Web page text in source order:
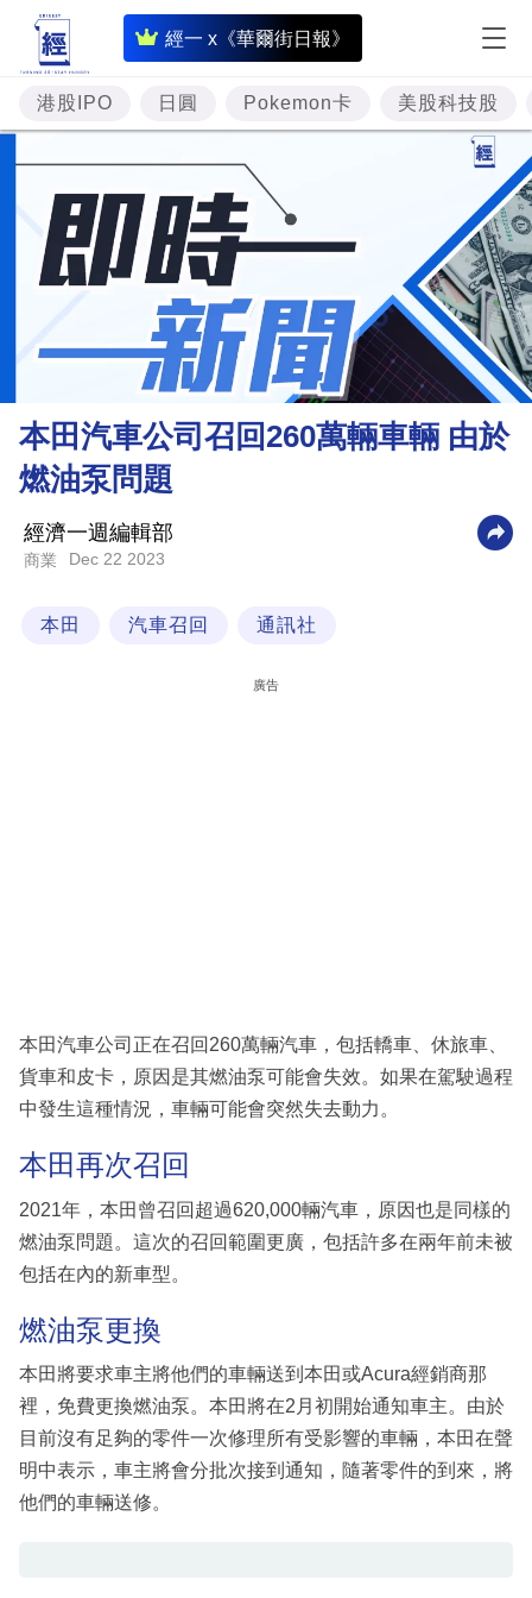
經一 x《華爾街日報》
即
時
財
經
專
題
投
資
樓
市
財
商
業
科
區
港股IPO 日圓 Pokemon卡 美股科技股
本田汽車公司召回260萬輛車輛 由於
燃油泵問題
經濟一週編輯部
商業 Dec 22 2023
本田 汽車召回 通訊社
廣告
本田汽車公司正在召回260萬輛汽車，包括轎車、休旅車、
貨車和皮卡，原因是其燃油泵可能會失效。如果在駕駛過程
中發生這種情況，車輛可能會突然失去動力。
本田再次召回
2021年，本田曾召回超過620,000輛汽車，原因也是同樣的
燃油泵問題。這次的召回範圍更廣，包括許多在兩年前未被
包括在內的新車型。
燃油泵更換
本田將要求車主將他們的車輛送到本田或Acura經銷商那
裡，免費更換燃油泵。本田將在2月初開始通知車主。由於
目前沒有足夠的零件一次修理所有受影響的車輛，本田在聲
明中表示，車主將會分批次接到通知，隨著零件的到來，將
他們的車輛送修。